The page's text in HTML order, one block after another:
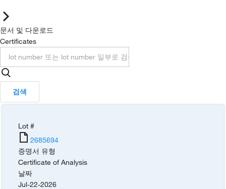
문서 및 다운로드
Certificates
검색
Lot #
2685694
증명서 유형
Certificate of Analysis
날짜
Jul-22-2026